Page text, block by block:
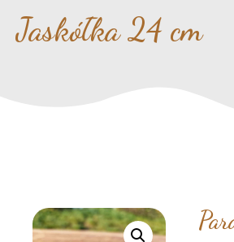
Jaskółka 24 cm